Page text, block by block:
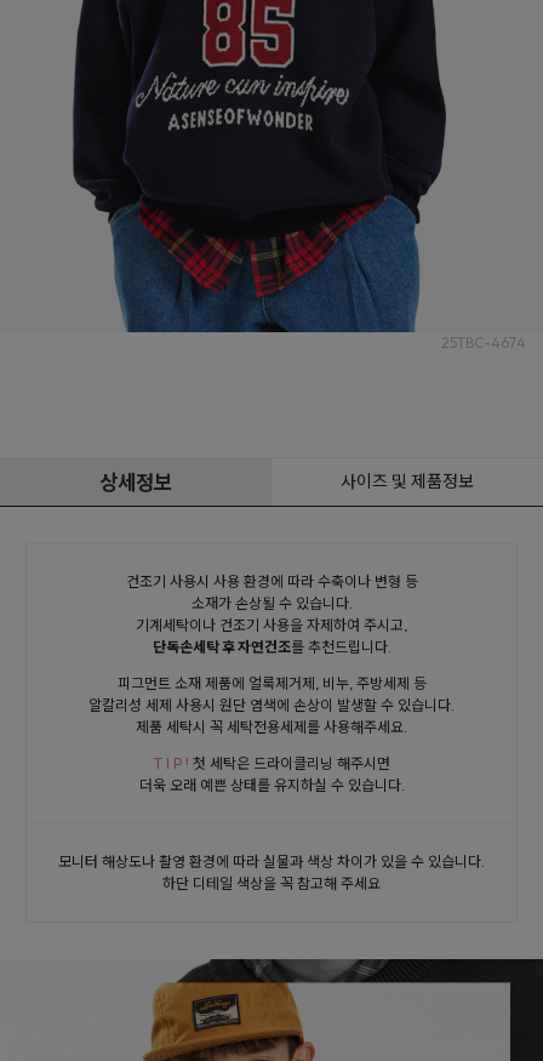
25TBC-4674
상세정보 사이즈 및 제품정보
건조기 사용시 사용 환경에 따라 수축이나 변형 등
소재가 손상될 수 있습니다.
기계세탁이나 건조기 사용을 자제하여 주시고,
단독손세탁 후 자연건조를 추천드립니다.
피그먼트 소재 제품에 얼룩제거제, 비누, 주방세제 등
알칼리성 세제 사용시 원단 염색에 손상이 발생할 수 있습니다.
제품 세탁시 꼭 세탁전용세제를 사용해주세요.
T I P ! 첫 세탁은 드라이클리닝 해주시면
더욱 오래 예쁜 상태를 유지하실 수 있습니다.
모니터 해상도나 촬영 환경에 따라 실물과 색상 차이가 있을 수 있습니다.
하단 디테일 색상을 꼭 참고해 주세요